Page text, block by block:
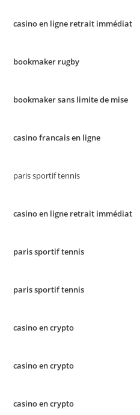
casino en ligne retrait immédiat
bookmaker rugby
bookmaker sans limite de mise
casino francais en ligne
paris sportif tennis
casino en ligne retrait immédiat
paris sportif tennis
paris sportif tennis
casino en crypto
casino en crypto
casino en crypto